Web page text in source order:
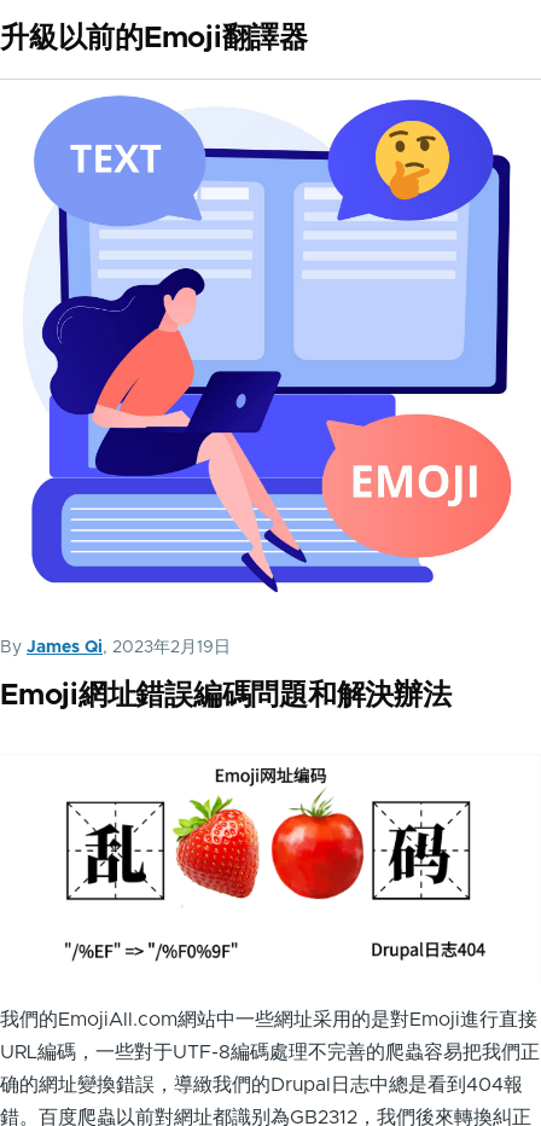
升級以前的Emoji翻譯器
By James Qi, 2023年2月19日
Emoji網址錯誤編碼問題和解決辦法
我們的EmojiAll.com網站中一些網址采用的是對Emoji進行直接
URL編碼，一些對于UTF-8編碼處理不完善的爬蟲容易把我們正
确的網址變換錯誤，導緻我們的Drupal日志中總是看到404報
錯。百度爬蟲以前對網址都識别為GB2312，我們後來轉換糾正